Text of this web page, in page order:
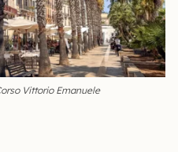
Vittorio Emanuele